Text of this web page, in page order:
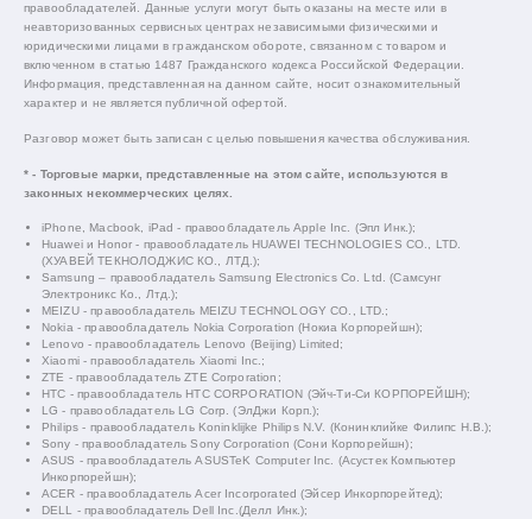
правообладателей. Данные услуги могут быть оказаны на месте или в
неавторизованных сервисных центрах независимыми физическими и
юридическими лицами в гражданском обороте, связанном с товаром и
включенном в статью 1487 Гражданского кодекса Российской Федерации.
Информация, представленная на данном сайте, носит ознакомительный
характер и не является публичной офертой.
Разговор может быть записан с целью повышения качества обслуживания.
* - Торговые марки, представленные на этом сайте, используются в
законных некоммерческих целях.
iPhone, Macbook, iPad - правообладатель Apple Inc. (Эпл Инк.);
Huawei и Honor - правообладатель HUAWEI TECHNOLOGIES CO., LTD.
(ХУАВЕЙ ТЕКНОЛОДЖИС КО., ЛТД.);
Samsung – правообладатель Samsung Electronics Co. Ltd. (Самсунг
Электроникс Ко., Лтд.);
MEIZU - правообладатель MEIZU TECHNOLOGY CO., LTD.;
Nokia - правообладатель Nokia Corporation (Нокиа Корпорейшн);
Lenovo - правообладатель Lenovo (Beijing) Limited;
Xiaomi - правообладатель Xiaomi Inc.;
ZTE - правообладатель ZTE Corporation;
HTC - правообладатель HTC CORPORATION (Эйч-Ти-Си КОРПОРЕЙШН);
LG - правообладатель LG Corp. (ЭлДжи Корп.);
Philips - правообладатель Koninklijke Philips N.V. (Конинклийке Филипс Н.В.);
Sony - правообладатель Sony Corporation (Сони Корпорейшн);
ASUS - правообладатель ASUSTeK Computer Inc. (Асустек Компьютер
Инкорпорейшн);
ACER - правообладатель Acer Incorporated (Эйсер Инкорпорейтед);
DELL - правообладатель Dell Inc.(Делл Инк.);